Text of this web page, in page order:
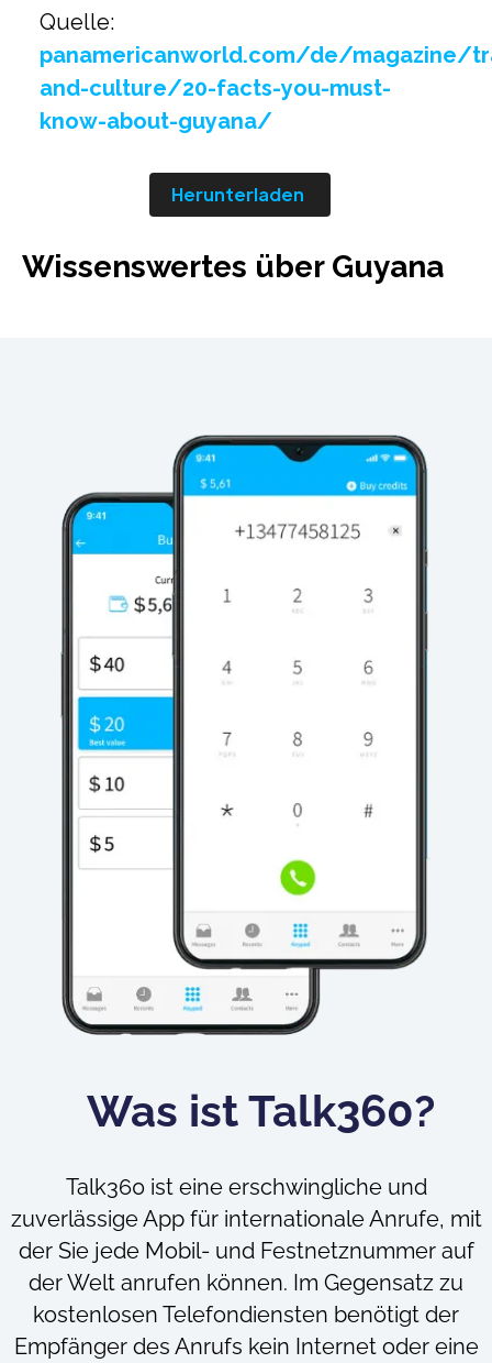
Quelle:
panamericanworld.com/de/magazine/
and-culture/20-facts-you-must-
know-about-guyana/
Herunterladen
Wissenswertes über Guyana
Was ist Talk360?
Talk360 ist eine erschwingliche und
zuverlässige App für internationale Anrufe, mit
der Sie jede Mobil- und Festnetznummer auf
der Welt anrufen können. Im Gegensatz zu
kostenlosen Telefondiensten benötigt der
Empfänger des Anrufs kein Internet oder eine